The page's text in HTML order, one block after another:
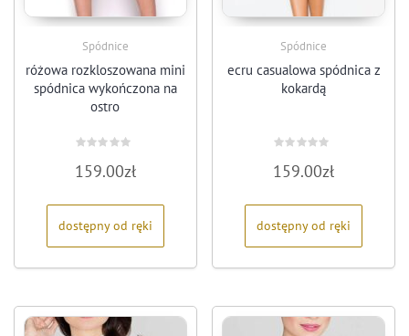
Spódnice
różowa rozkloszowana mini
spódnica wykończona na
ostro
0
na
159.00zł
dostępny od ręki
Spódnice
ecru casualowa spódnica z
kokardą
0
na
159.00zł
dostępny od ręki